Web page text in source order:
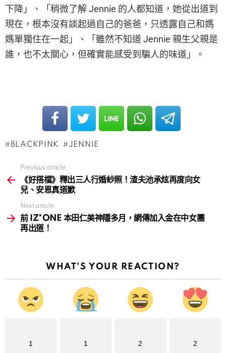
下降」、「稍微了解 Jennie 的人都知道，她從出道到
現在，根本沒有談起過自己的爸爸，只透露自己和媽
媽單獨住在一起」、「雖然不知道 Jennie 親生父親是
誰，也不太關心，但確實能感受到騙人的味道」。
BLACKPINK JENNIE
more
Previous article
《好搭檔》釋出三人行婚紗照！渣夫池承炫再度向女
兒、安恩真道歉
Next article
前 IZ*ONE 本田仁美神隱多月，網傳加入金在中女團
再出道！
WHAT'S YOUR REACTION?
1 1 2 2